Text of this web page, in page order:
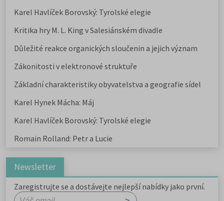
Karel Havlíček Borovský: Tyrolské elegie
Kritika hry M. L. King v Salesiánském divadle
Důležité reakce organických sloučenin a jejich význam
Zákonitosti v elektronové struktuře
Základní charakteristiky obyvatelstva a geografie sídel
Karel Hynek Mácha: Máj
Karel Havlíček Borovský: Tyrolské elegie
Romain Rolland: Petr a Lucie
Newsletter
Zaregistrujte se a dostávejte nejlepší nabídky jako první.